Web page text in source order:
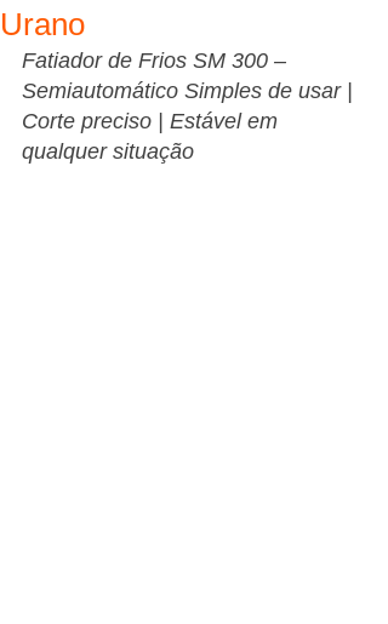
Urano
Fatiador de Frios SM 300 –
Semiautomático Simples de usar |
Corte preciso | Estável em
qualquer situação